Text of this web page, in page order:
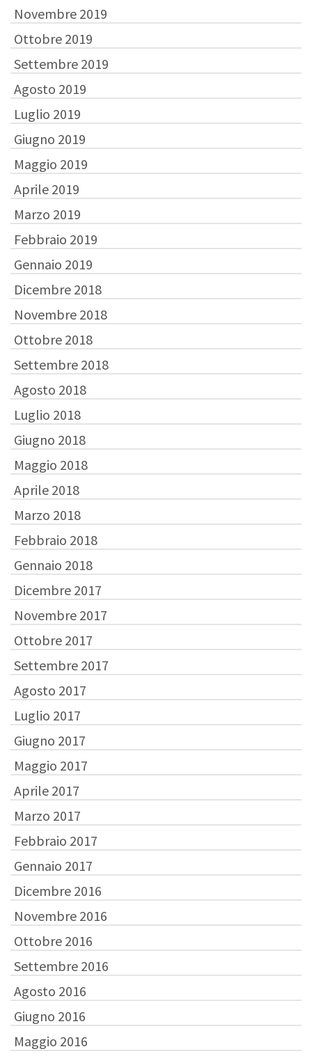
Novembre 2019
Ottobre 2019
Settembre 2019
Agosto 2019
Luglio 2019
Giugno 2019
Maggio 2019
Aprile 2019
Marzo 2019
Febbraio 2019
Gennaio 2019
Dicembre 2018
Novembre 2018
Ottobre 2018
Settembre 2018
Agosto 2018
Luglio 2018
Giugno 2018
Maggio 2018
Aprile 2018
Marzo 2018
Febbraio 2018
Gennaio 2018
Dicembre 2017
Novembre 2017
Ottobre 2017
Settembre 2017
Agosto 2017
Luglio 2017
Giugno 2017
Maggio 2017
Aprile 2017
Marzo 2017
Febbraio 2017
Gennaio 2017
Dicembre 2016
Novembre 2016
Ottobre 2016
Settembre 2016
Agosto 2016
Giugno 2016
Maggio 2016